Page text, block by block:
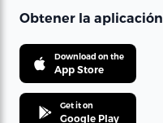
Obtener la aplicación
Download on the
App Store
Get it on
Google Play